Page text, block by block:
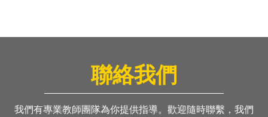
聯絡我們
我們有專業教師團隊為你提供指導。歡迎隨時聯繫，我們